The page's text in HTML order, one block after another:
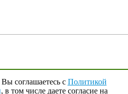
соглашаетесь с Политикой
, в том числе даете согласие на